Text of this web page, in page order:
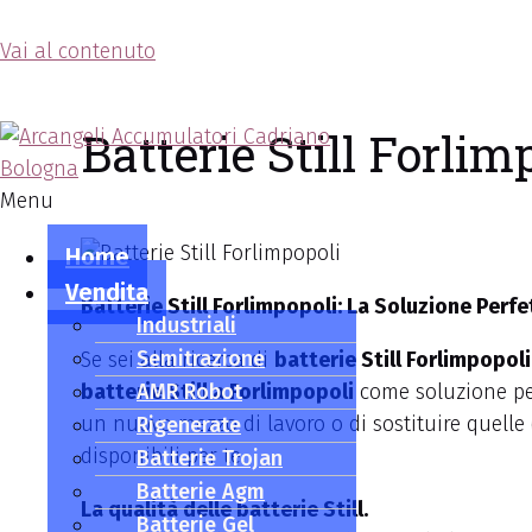
Vai al contenuto
Menu
Home
Vendita
Industriali
Semitrazione
AMR Robot
Rigenerate
Batterie Trojan
Batterie Agm
Batterie Gel
Batterie Still
Batterie Still Forlimpopoli: La Soluzione
Se sei alla ricerca di batterie Still Forlimpopoli
batterie Still a Forlimpopoli come soluzione
un nuovo mezzo di lavoro o di sostituire quelle
disponibili per te.
La qualità delle batterie Still.